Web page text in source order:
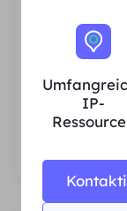
Wir stellen
wir sind
werden.
IP-